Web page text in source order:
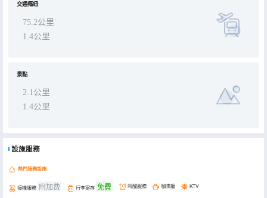
區政府機關食堂等。
【周邊配套】酒店樓下有銀行、藥房、步行街、商場。附近有西南大學、大潤發和華潤超市、富吉汽車站、人民醫院和
中醫院。
總之，酒店周圍資源豐富，交通方便，是大家商務接待、業務出差、家人旅行住宿的理想選擇。
尊敬的賓客朋友，人在旅途，家在漢庭，歡迎您選擇下榻漢庭重慶榮昌南門橋步行街酒店。
交通樞紐
75.2公里
1.4公里
景點
2.1公里
1.4公里
設施服務
熱門服務設施
接機服務 附加费 行李寄存 免費 叫醒服務 咖啡廳 KTV